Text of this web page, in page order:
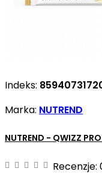
Indeks:
Marka: NUTREND
NUTREND - QWIZZ
Recenzje: